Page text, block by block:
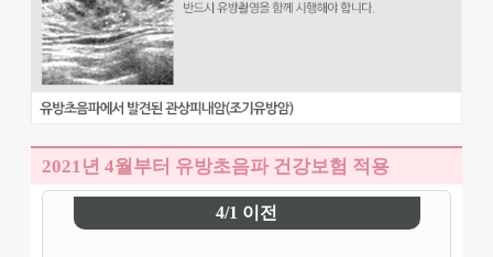
2021년 4월부터 유방초음파 건강보험 적용
4/1 이전